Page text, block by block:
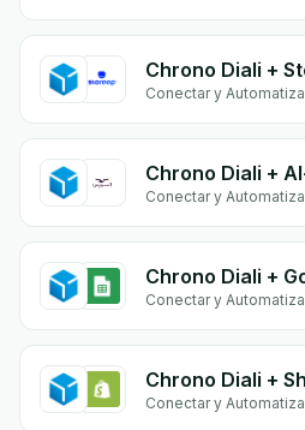
Chrono Diali +
Conectar y
Chrono Diali +
Conectar y
Chrono Diali +
Conectar y
Chrono Diali +
Conectar y